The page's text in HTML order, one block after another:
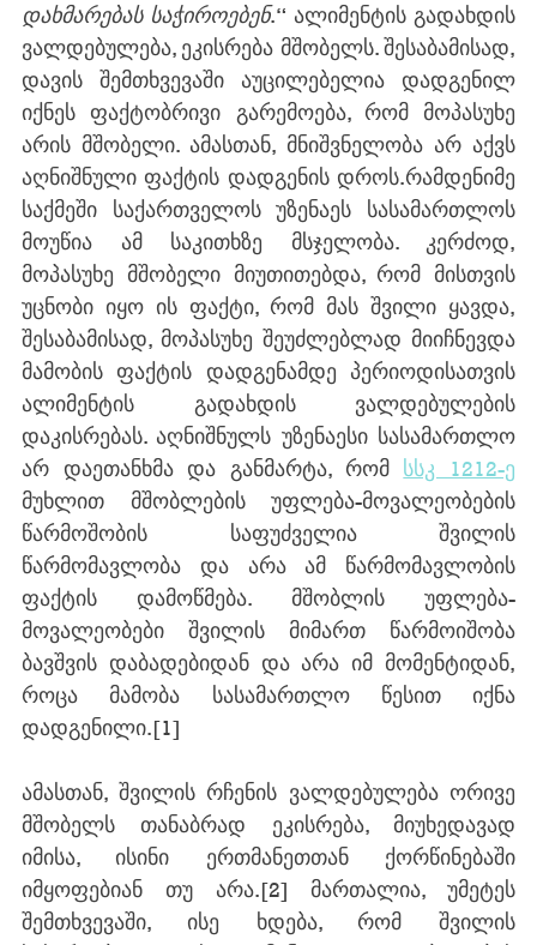
დახმარებას საჭიროებენ.“ ალიმენტის გადახდის
ვალდებულება, ეკისრება მშობელს. შესაბამისად,
დავის შემთხვევაში აუცილებელია დადგენილ
იქნეს ფაქტობრივი გარემოება, რომ მოპასუხე
არის მშობელი. ამასთან, მნიშვნელობა არ აქვს
აღნიშნული ფაქტის დადგენის დროს.რამდენიმე
საქმეში საქართველოს უზენაეს სასამართლოს
მოუწია ამ საკითხზე მსჯელობა. კერძოდ,
მოპასუხე მშობელი მიუთითებდა, რომ მისთვის
უცნობი იყო ის ფაქტი, რომ მას შვილი ყავდა,
შესაბამისად, მოპასუხე შეუძლებლად მიიჩნევდა
მამობის ფაქტის დადგენამდე პერიოდისათვის
ალიმენტის გადახდის ვალდებულების
დაკისრებას. აღნიშნულს უზენაესი სასამართლო
არ დაეთანხმა და განმარტა, რომ სსკ 1212-ე
მუხლით მშობლების უფლება-მოვალეობების
წარმოშობის საფუძველია შვილის
წარმომავლობა და არა ამ წარმომავლობის
ფაქტის დამოწმება. მშობლის უფლება-
მოვალეობები შვილის მიმართ წარმოიშობა
ბავშვის დაბადებიდან და არა იმ მომენტიდან,
როცა მამობა სასამართლო წესით იქნა
დადგენილი.[1]
ამასთან, შვილის რჩენის ვალდებულება ორივე
მშობელს თანაბრად ეკისრება, მიუხედავად
იმისა, ისინი ერთმანეთთან ქორწინებაში
იმყოფებიან თუ არა.[2] მართალია, უმეტეს
შემთხვევაში, ისე ხდება, რომ შვილის